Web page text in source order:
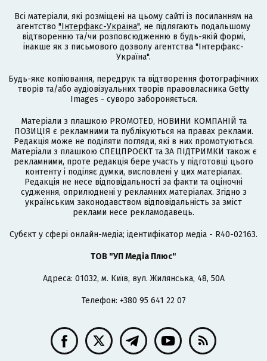
Всі матеріали, які розміщені на цьому сайті із посиланням на
агентство "Інтерфакс-Україна", не підлягають подальшому
відтворенню та/чи розповсюдженню в будь-якій формі,
інакше як з письмового дозволу агентства "Інтерфакс-
Україна".
Будь-яке копіювання, передрук та відтворення фотографічних
творів та/або аудіовізуальних творів правовласника Getty
Images - суворо забороняється.
Матеріали з плашкою PROMOTED, НОВИНИ КОМПАНІЙ та
ПОЗИЦІЯ є рекламними та публікуються на правах реклами.
Редакція може не поділяти погляди, які в них промотуються.
Матеріали з плашкою СПЕЦПРОЄКТ та ЗА ПІДТРИМКИ також є
рекламними, проте редакція бере участь у підготовці цього
контенту і поділяє думки, висловлені у цих матеріалах.
Редакція не несе відповідальності за факти та оціночні
судження, оприлюднені у рекламних матеріалах. Згідно з
українським законодавством відповідальність за зміст
реклами несе рекламодавець.
Cубєкт у сфері онлайн-медіа; ідентифікатор медіа - R40-02163.
ТОВ "УП Медіа Плюс"
Адреса: 01032, м. Київ, вул. Жилянська, 48, 50А
Телефон: +380 95 641 22 07